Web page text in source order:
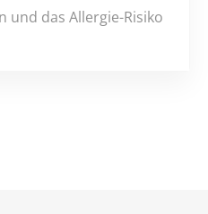
und das Allergie-Risiko